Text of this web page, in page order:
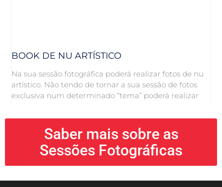
BOOK DE NU ARTÍSTICO
Na sua sessão fotográfica poderá realizar fotos de nu
artístico. Não tendo de tornar a sua sessão de fotos
exclusiva num determinado “tema” poderá realizar
Saber mais sobre as
Sessões Fotográficas